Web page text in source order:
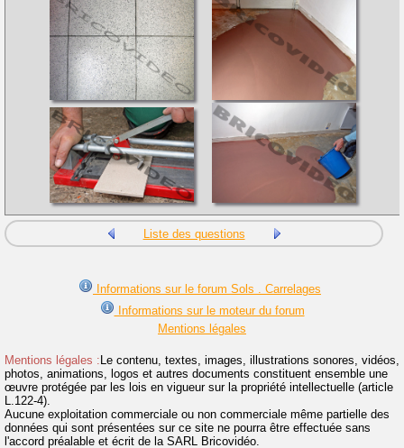
Liste des questions
Informations sur le forum Sols . Carrelages
Informations sur le moteur du forum
Mentions légales
Mentions légales : Le contenu, textes, images, illustrations sonores, vidéos,
photos, animations, logos et autres documents constituent ensemble une
œuvre protégée par les lois en vigueur sur la propriété intellectuelle (article
L.122-4).
Aucune exploitation commerciale ou non commerciale même partielle des
données qui sont présentées sur ce site ne pourra être effectuée sans
l'accord préalable et écrit de la SARL Bricovidéo.